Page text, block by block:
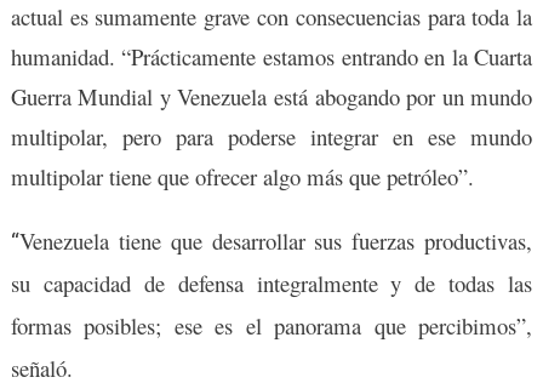
actual es sumamente grave con consecuencias para toda la
humanidad. “Prácticamente estamos entrando en la Cuarta
Guerra Mundial y Venezuela está abogando por un mundo
multipolar, pero para poderse integrar en ese mundo
multipolar tiene que ofrecer algo más que petróleo”.
“Venezuela tiene que desarrollar sus fuerzas productivas,
su capacidad de defensa integralmente y de todas las
formas posibles; ese es el panorama que percibimos”,
señaló.